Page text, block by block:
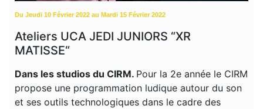
Du Jeudi 10 Février 2022 au Mardi 15 Février 2022
Ateliers UCA JEDI JUNIORS “XR
MATISSE“
Dans les studios du CIRM. Pour la 2e année le CIRM
propose une programmation ludique autour du son
et ses outils technologiques dans le cadre des